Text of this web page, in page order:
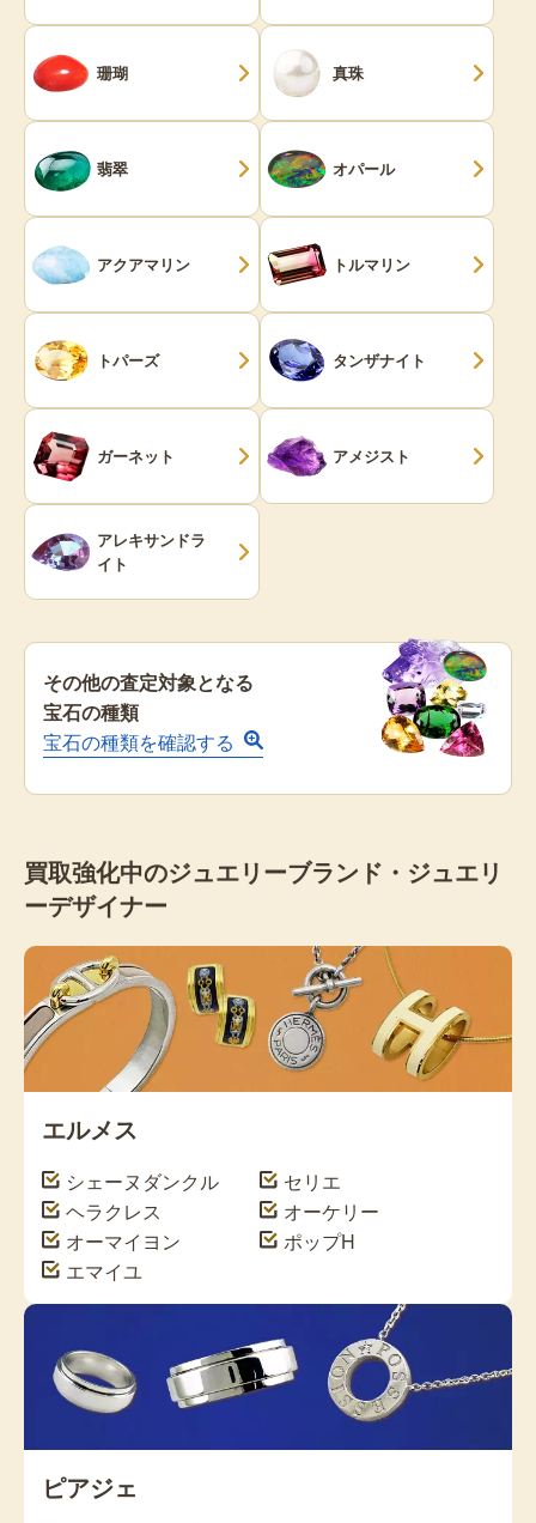
珊瑚 真珠
翡翠 オパール
アクアマリン トルマリン
トパーズ タンザナイト
ガーネット アメジスト
アレキサンドラ
イト
その他の査定対象となる
宝石の種類
宝石の種類を確認する
買取強化中のジュエリーブランド・ジュエリ
ーデザイナー
エルメス
シェーヌダンクル
セリエ
ヘラクレス
オーケリー
オーマイヨン
ポップH
エマイユ
ピアジェ